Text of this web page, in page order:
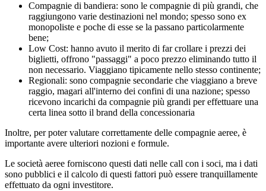
Compagnie di bandiera: sono le compagnie di più grandi, che
raggiungono varie destinazioni nel mondo; spesso sono ex
monopoliste e poche di esse se la passano particolarmente
bene;
Low Cost: hanno avuto il merito di far crollare i prezzi dei
biglietti, offrono "passaggi" a poco prezzo eliminando tutto il
non necessario. Viaggiano tipicamente nello stesso continente;
Regionali: sono compagnie secondarie che viaggiano a breve
raggio, magari all'interno dei confini di una nazione; spesso
ricevono incarichi da compagnie più grandi per effettuare una
certa linea sotto il brand della concessionaria
Inoltre, per poter valutare correttamente delle compagnie aeree, è
importante avere ulteriori nozioni e formule.
Le società aeree forniscono questi dati nelle call con i soci, ma i dati
sono pubblici e il calcolo di questi fattori può essere tranquillamente
effettuato da ogni investitore.